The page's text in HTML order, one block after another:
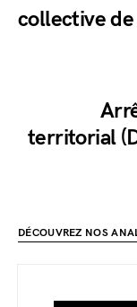
collective
territorial
DÉCOUVREZ NOS